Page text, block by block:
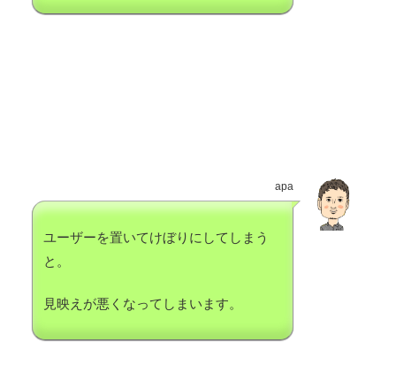
apa
ユーザーを置いてけぼりにしてしまう
と。
見映えが悪くなってしまいます。